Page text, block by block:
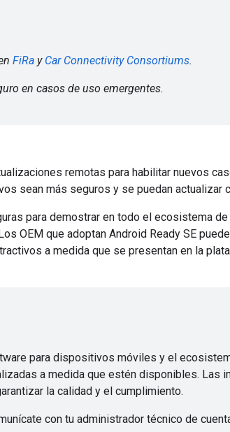
FiRay Car Connectivity Consortiums.
en casos de uso emergentes.
remotas para habilitar nuevos
sean más seguros y se puedan actualizar
para demostrar en todo el ecosistema
OEM que adoptan Android Ready SE
a medida que se presentan en la
para dispositivos móviles y el
a medida que estén disponibles. Las
la calidad y el cumplimiento.
con tu administrador técnico de